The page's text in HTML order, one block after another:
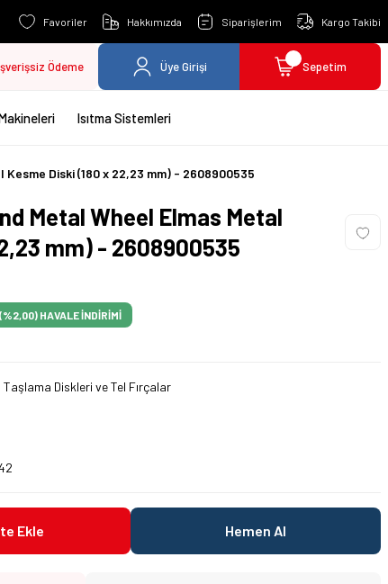
Favoriler Hakkımızda Siparişlerim Kargo Takibi
Ödeme Üye Girişi Sepetim
Isıtma Sistemleri
Diski (180 x 22,23 mm) - 2608900535
Metal Wheel Elmas Metal
mm) - 2608900535
(%2,00) HAVALE İNDİRİMİ
Taşlama Diskleri ve Tel Fırçalar
Ekle Hemen Al